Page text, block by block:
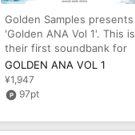
Golden Samples presents
'Golden ANA Vol 1'. This is
their first soundbank for
the very popular ANA S
GOLDEN ANA VOL 1
¥1,947
97pt